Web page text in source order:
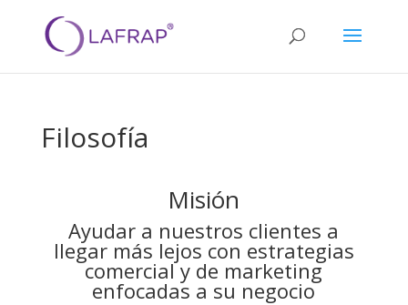
Filosofía
Misión
Ayudar a nuestros clientes a
llegar más lejos con estrategias
comercial y de marketing
enfocadas a su negocio